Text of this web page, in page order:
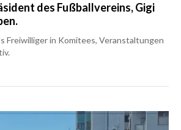
des Fußballvereins, Gigi
Freiwilliger in Komitees, Veranstaltungen